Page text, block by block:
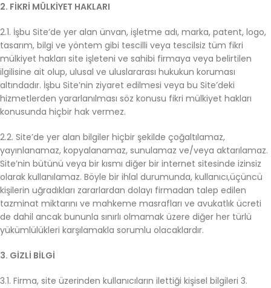
2. FİKRİ MÜLKİYET HAKLARI
2.1. İşbu Site’de yer alan ünvan, işletme adı, marka, patent, logo,
tasarım, bilgi ve yöntem gibi tescilli veya tescilsiz tüm fikri
mülkiyet hakları site işleteni ve sahibi firmaya veya belirtilen
ilgilisine ait olup, ulusal ve uluslararası hukukun koruması
altındadır. İşbu Site’nin ziyaret edilmesi veya bu Site’deki
hizmetlerden yararlanılması söz konusu fikri mülkiyet hakları
konusunda hiçbir hak vermez.
2.2. Site’de yer alan bilgiler hiçbir şekilde çoğaltılamaz,
yayınlanamaz, kopyalanamaz, sunulamaz ve/veya aktarılamaz.
Site’nin bütünü veya bir kısmı diğer bir internet sitesinde izinsiz
olarak kullanılamaz. Böyle bir ihlal durumunda, kullanıcı,üçüncü
kişilerin uğradıkları zararlardan dolayı firmadan talep edilen
tazminat miktarını ve mahkeme masrafları ve avukatlık ücreti
de dahil ancak bununla sınırlı olmamak üzere diğer her türlü
yükümlülükleri karşılamakla sorumlu olacaklardır.
3. GİZLİ BİLGİ
3.1. Firma, site üzerinden kullanıcıların ilettiği kişisel bilgileri 3.